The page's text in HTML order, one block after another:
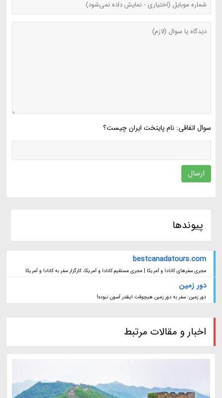
سوال اتفاقی: نام پایتخت ایران چیست؟
ارسال
پیوندها
bestcanadatours.com
مجری سفرهای کانادا و آمریکا | مجری مستقیم کانادا و آمریکا، کارگزار سفر به کانادا و آمریکا
دور زمین
دور زمین: سفر به دور زمین هیچوقت اینقدر آسون نبوده!
اخبار و مقالات مرتبط